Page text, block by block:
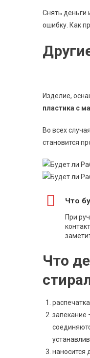
Снять деньги
ошибку. Как
Изделие,
пластика с
Во всех
становится
Что
При
Что
запекание
наносится